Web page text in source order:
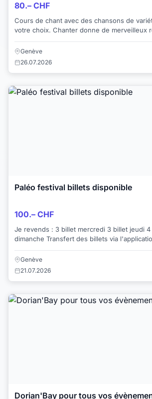
80.– CHF
Cours de chant avec des chansons de
votre choix. Chanter donne de merveilleux
vibrations que nous produisons en ch...
Genève
26.07.2026
Paléo festival billets disponible
100.– CHF
Je revends : 3 billet mercredi 3 billet jeudi 4
dimanche Transfert des billets via
Genève
21.07.2026
Dorian'Bay pour tous vos